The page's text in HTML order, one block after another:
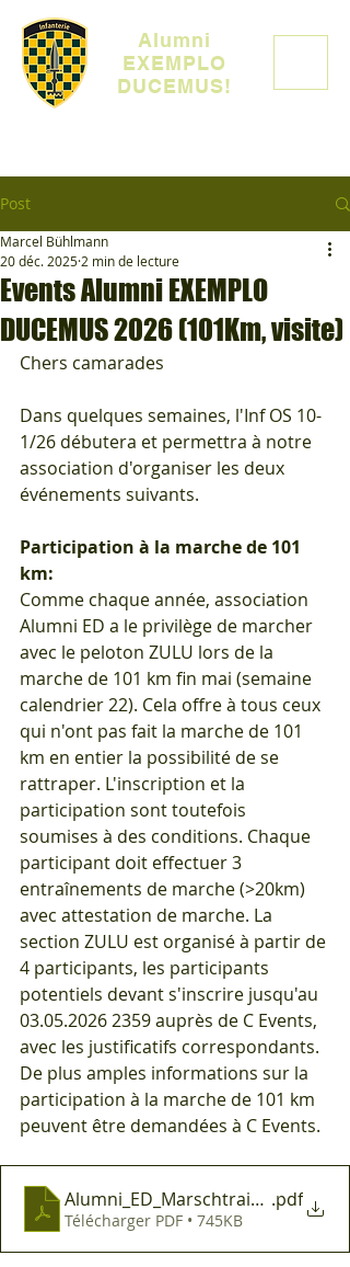
Alumni
EXEMPLO
DUCEMUS!
Post
Events Alumni EXEMPLO
DUCEMUS 2026 (101Km, visite)
Marcel Bühlmann
20 déc. 2025 2 min de lecture
Chers camarades
Dans quelques semaines, l'Inf OS 10-
1/26 débutera et permettra à notre
association d'organiser les deux
événements suivants.
Participation à la marche de 101
km:
Comme chaque année, association
Alumni ED a le privilège de marcher
avec le peloton ZULU lors de la
marche de 101 km fin mai (semaine
calendrier 22). Cela offre à tous ceux
qui n'ont pas fait la marche de 101
km en entier la possibilité de se
rattraper. L'inscription et la
participation sont toutefois
soumises à des conditions. Chaque
participant doit effectuer 3
entraînements de marche (>20km)
avec attestation de marche. La
section ZULU est organisé à partir de
4 participants, les participants
potentiels devant s'inscrire jusqu'au
03.05.2026 2359 auprès de C Events,
avec les justificatifs correspondants.
De plus amples informations sur la
participation à la marche de 101 km
peuvent être demandées à C Events.
.pdf
Télécharger PDF • 745KB